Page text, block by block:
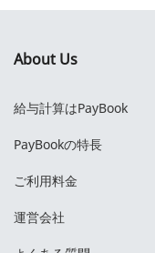
About Us
給与計算はPayBook
PayBookの特長
ご利用料金
運営会社